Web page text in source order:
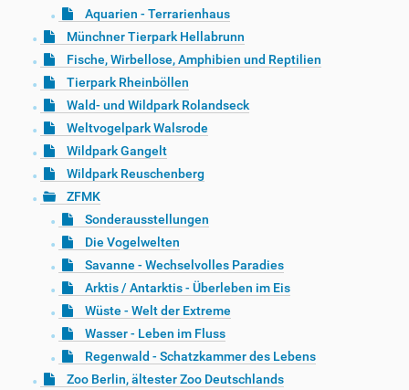
Aquarien - Terrarienhaus
Münchner Tierpark Hellabrunn
Fische, Wirbellose, Amphibien und Reptilien
Tierpark Rheinböllen
Wald- und Wildpark Rolandseck
Weltvogelpark Walsrode
Wildpark Gangelt
Wildpark Reuschenberg
ZFMK
Sonderausstellungen
Die Vogelwelten
Savanne - Wechselvolles Paradies
Arktis / Antarktis - Überleben im Eis
Wüste - Welt der Extreme
Wasser - Leben im Fluss
Regenwald - Schatzkammer des Lebens
Zoo Berlin, ältester Zoo Deutschlands